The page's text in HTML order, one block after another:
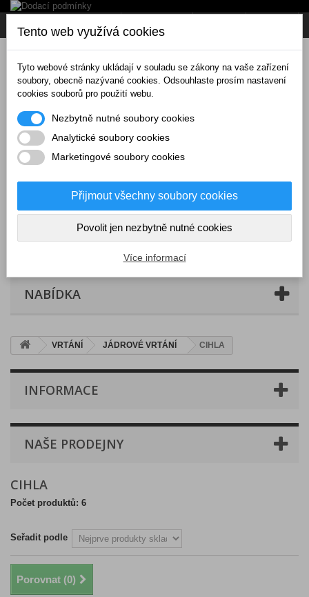
Košík (prázdný)
NABÍDKA
VRTÁNÍ JÁDROVÉ VRTÁNÍ CIHLA
INFORMACE
NAŠE PRODEJNY
CIHLA
Počet produktů: 6
Seřadit podle
Porovnat (0)
Tento web využívá cookies
Tyto webové stránky ukládají v souladu se zákony na vaše zařízení
soubory, obecně nazývané cookies. Odsouhlaste prosím nastavení
cookies souborů pro použití webu.
Nezbytně nutné soubory cookies
Analytické soubory cookies
Marketingové soubory cookies
Přijmout všechny soubory cookies
Povolit jen nezbytně nutné cookies
Více informací